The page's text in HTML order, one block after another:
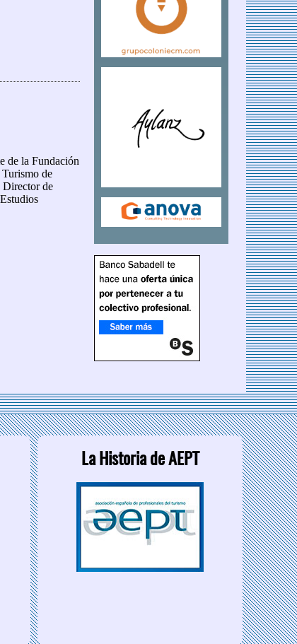
de la Fundación
de
Director de
La Historia de AEPT